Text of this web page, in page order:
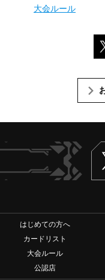
大会ルール
はじめての方へ
カードリスト
大会ルール
公認店